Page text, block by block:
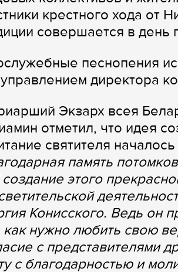
крестного хода от
совершается в день
песнопения
директора
Экзарх всея
отметил, что идея
святителя
память
этого
Конисского. Ведь он
как нужно любить свою
с представителями
с благодарностью и